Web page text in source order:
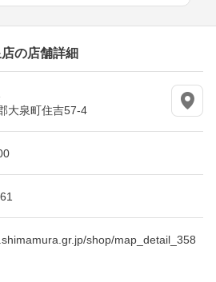
の店舗詳細
大泉町住吉57-4
shop/map_detail_358